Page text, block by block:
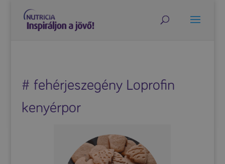
# fehérjeszegény Loprofin
kenyérpor